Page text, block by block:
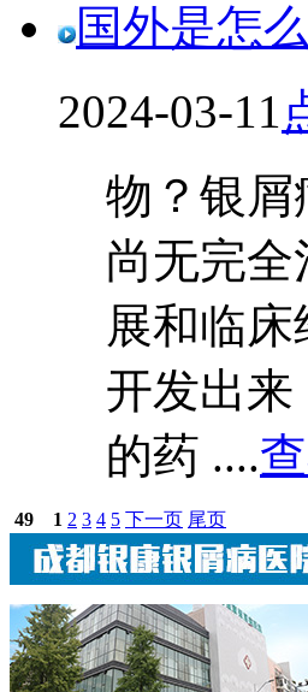
国外是怎
2024-03-11
物？银屑
尚无完
展和临
开发出
的药 ....
49 1 2 3 4 5 下一页 尾页